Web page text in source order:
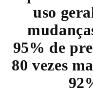
uso
95% de
80 vezes